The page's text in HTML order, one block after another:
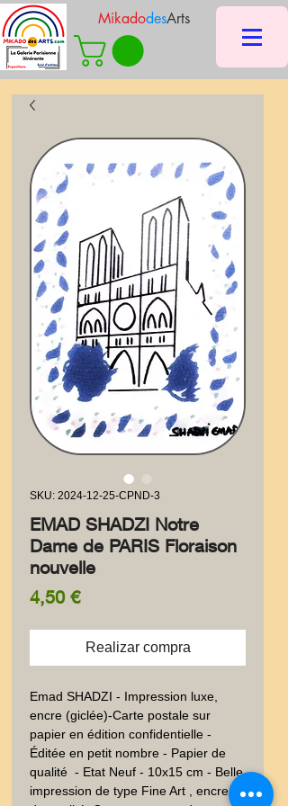
MikadodesArts
SKU: 2024-12-25-CPND-3
EMAD SHADZI Notre
Dame de PARIS Floraison
nouvelle
4,50 €Precio
Realizar compra
Emad SHADZI - Impression luxe,
encre (giclée)-Carte postale sur
papier en édition confidentielle -
Éditée en petit nombre - Papier de
qualité  - Etat Neuf - 10x15 cm - Belle
impression de type Fine Art , encre